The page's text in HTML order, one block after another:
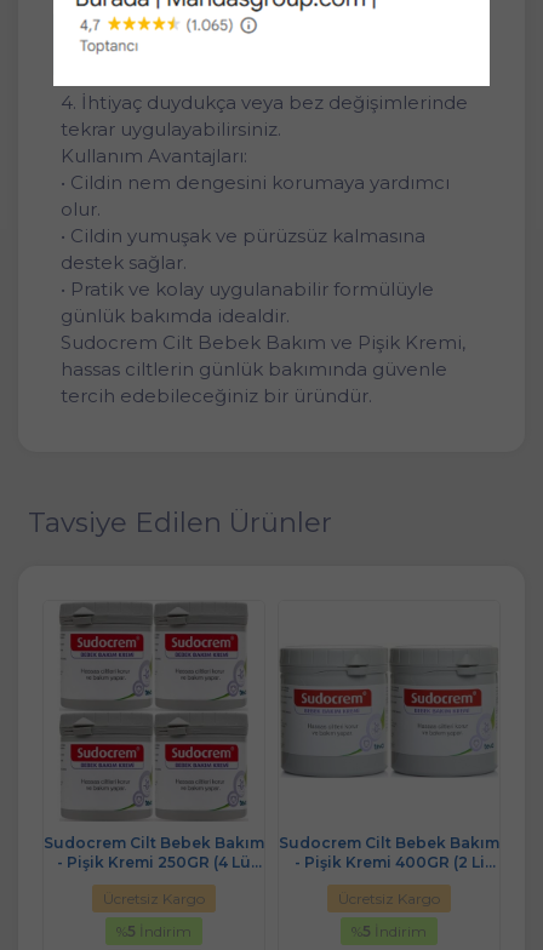
cilde sürün.
3. Dairesel hareketlerle hafifçe masaj yaparak
4. İhtiyaç duydukça veya bez değişimlerinde
tekrar uygulayabilirsiniz.
Kullanım Avantajları:
• Cildin nem dengesini korumaya yardımcı
olur.
• Cildin yumuşak ve pürüzsüz kalmasına
destek sağlar.
• Pratik ve kolay uygulanabilir formülüyle
günlük bakımda idealdir.
Sudocrem Cilt Bebek Bakım ve Pişik Kremi,
hassas ciltlerin günlük bakımında güvenle
tercih edebileceğiniz bir üründür.
Tavsiye Edilen Ürünler
Sudocrem Cilt Bebek Bakım
- Pişik Kremi 250GR (4 Lü
Set)
Ücretsiz Kargo
%5 İndirim
Sudocrem Cilt Bebek Bakım
- Pişik Kremi 400GR (2 Li
Set)
Ücretsiz Kargo
%5 İndirim